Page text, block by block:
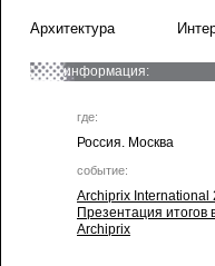
Архитектура
информация:
где:
Россия. Москва
событие:
Archiprix International
Презентация итогов
Archiprix